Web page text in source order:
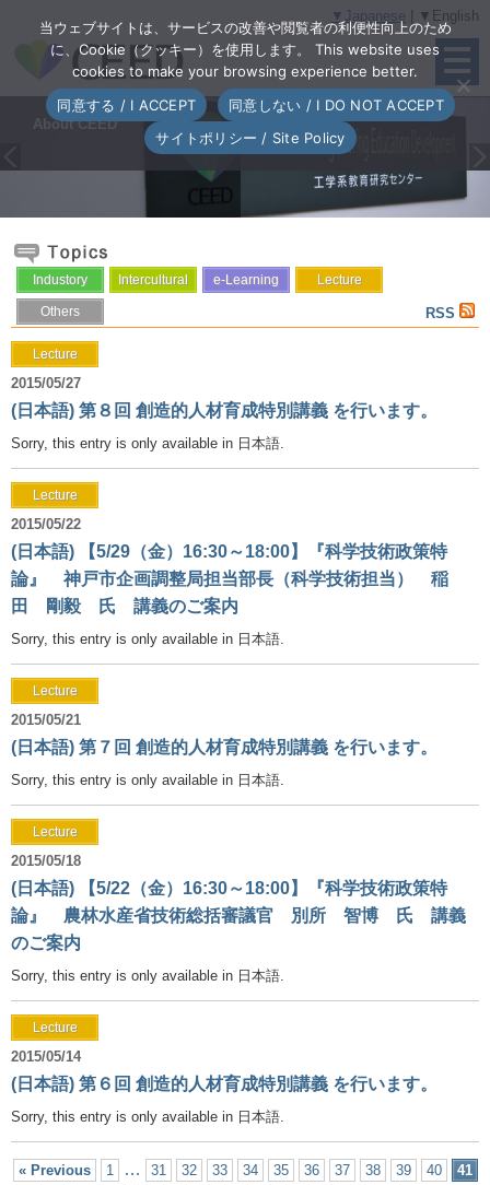
▼Japanese | ▼English
About CEED
Industry-Academia
Collaborative Program
Intercultural Education
e-Learning Initiatives
us
RSS
Industory Intercultural e-Learning Lecture
Others
Lecture
2015/05/27
(日本語) 第８回 創造的人材育成特別講義 を行います。
Sorry, this entry is only available in 日本語.
Lecture
2015/05/22
(日本語) 【5/29（金）16:30～18:00】『科学技術政策特
論』 神戸市企画調整局担当部長（科学技術担当） 稲
田 剛毅 氏 講義のご案内
Sorry, this entry is only available in 日本語.
Lecture
2015/05/21
(日本語) 第７回 創造的人材育成特別講義 を行います。
Sorry, this entry is only available in 日本語.
Lecture
2015/05/18
(日本語) 【5/22（金）16:30～18:00】『科学技術政策特
論』 農林水産省技術総括審議官 別所 智博 氏 講義
のご案内
Sorry, this entry is only available in 日本語.
Lecture
2015/05/14
(日本語) 第６回 創造的人材育成特別講義 を行います。
Sorry, this entry is only available in 日本語.
« Previous 1 … 31 32 33 34 35 36 37 38 39 40
41
当ウェブサイトは、サービスの改善や閲覧者の利便性向上のため
に、Cookie（クッキー）を使用します。 This website uses
cookies to make your browsing experience better.
同意する / I ACCEPT
同意しない / I DO NOT ACCEPT
サイトポリシー / Site Policy